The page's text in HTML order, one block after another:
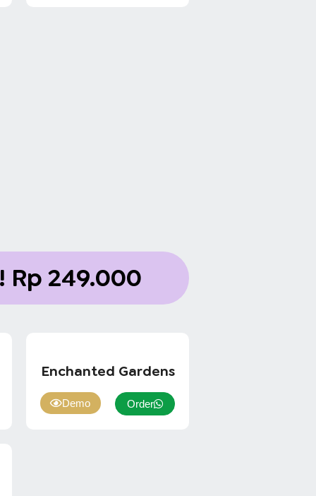
Rp 249.000
Enchanted Gardens
Demo Order